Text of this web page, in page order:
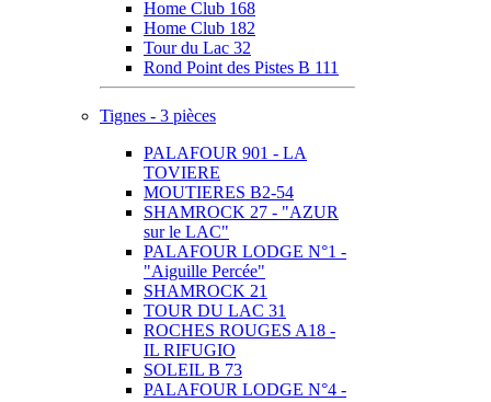
Home Club 168
Home Club 182
Tour du Lac 32
Rond Point des Pistes B 111
Tignes - 3 pièces
PALAFOUR 901 - LA
TOVIERE
MOUTIERES B2-54
SHAMROCK 27 - "AZUR
sur le LAC"
PALAFOUR LODGE N°1 -
"Aiguille Percée"
SHAMROCK 21
TOUR DU LAC 31
ROCHES ROUGES A18 -
IL RIFUGIO
SOLEIL B 73
PALAFOUR LODGE N°4 -